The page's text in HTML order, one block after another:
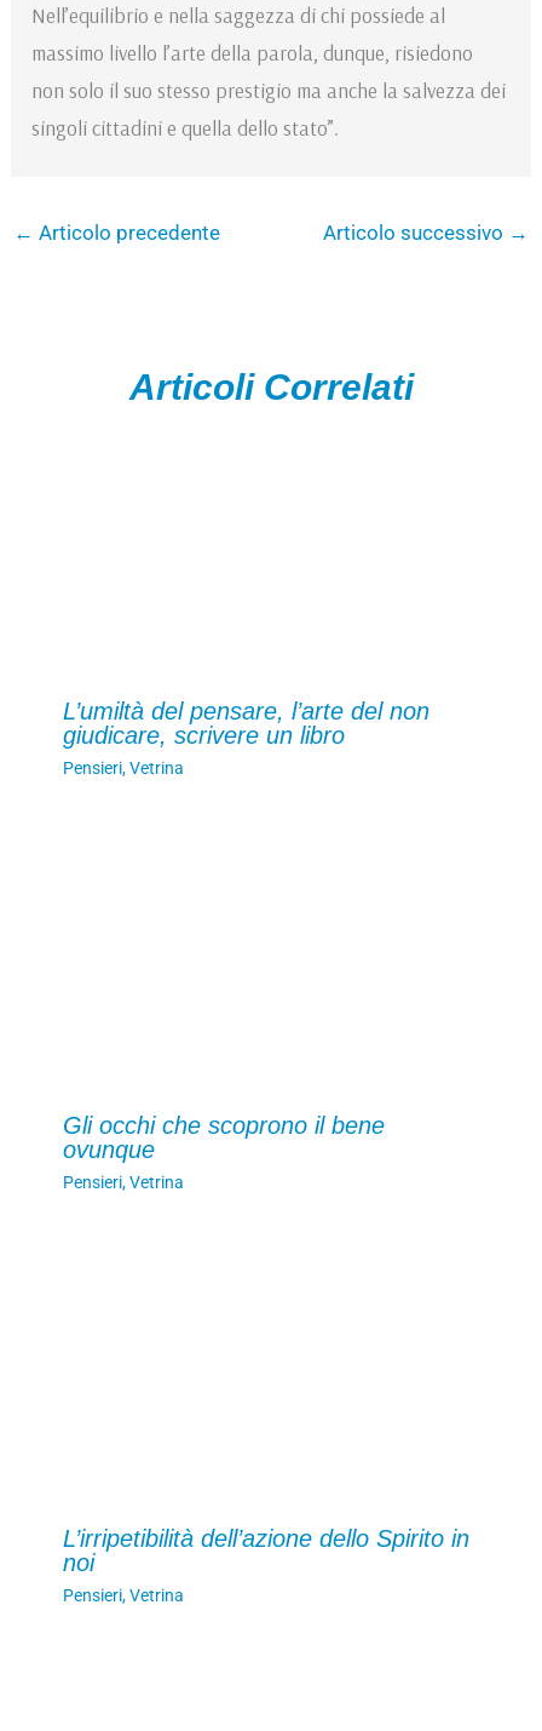
Nell’equilibrio e nella saggezza di chi possiede al
massimo livello l’arte della parola, dunque, risiedono
non solo il suo stesso prestigio ma anche la salvezza dei
singoli cittadini e quella dello stato”.
← Articolo precedente Articolo successivo →
Articoli Correlati
L’umiltà del pensare, l’arte del non
giudicare, scrivere un libro
Pensieri,Vetrina
Gli occhi che scoprono il bene
ovunque
Pensieri,Vetrina
L’irripetibilità dell’azione dello Spirito in
noi
Pensieri,Vetrina